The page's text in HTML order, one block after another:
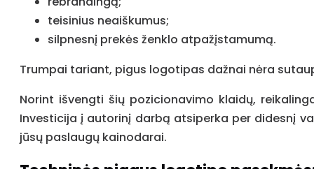
teisinius neaiškumus;
silpnesnį prekės ženklo atpažįstamumą.
Trumpai tariant, pigus logotipas dažnai nėra
Norint išvengti šių pozicionavimo klaidų,
Investicija į autorinį darbą atsiperka per didesnį
jūsų paslaugų kainodarai.